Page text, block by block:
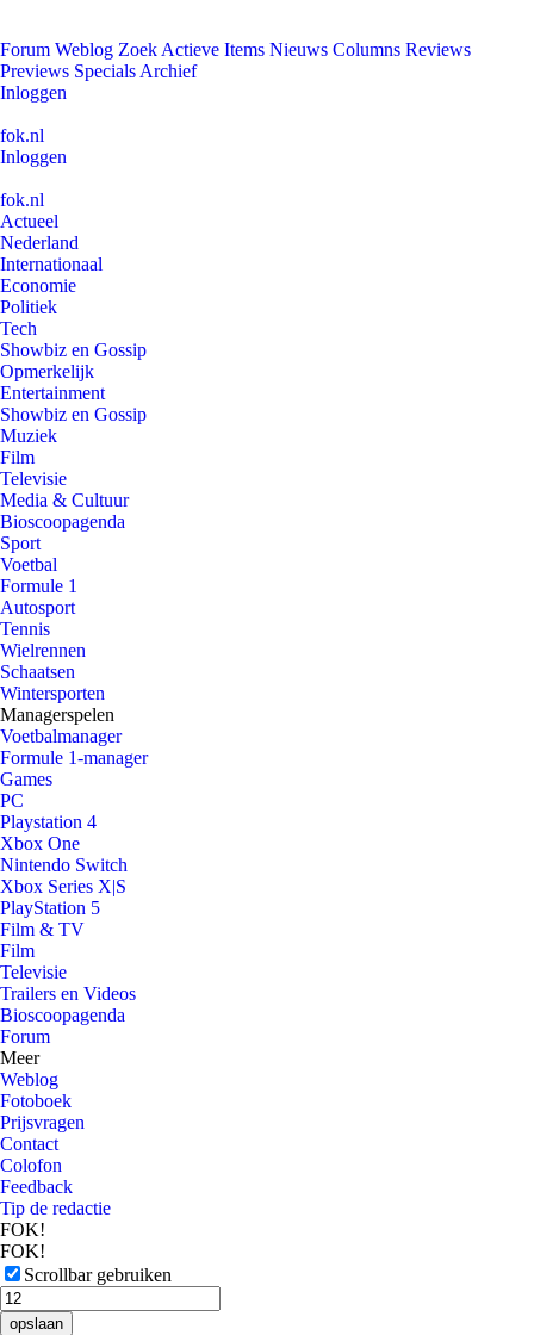
Forum Weblog Zoek Actieve Items Nieuws Columns Reviews
Previews Specials Archief
Inloggen
fok.nl
Inloggen
fok.nl
Actueel
Nederland
Internationaal
Economie
Politiek
Tech
Showbiz en Gossip
Opmerkelijk
Entertainment
Showbiz en Gossip
Muziek
Film
Televisie
Media & Cultuur
Bioscoopagenda
Sport
Voetbal
Formule 1
Autosport
Tennis
Wielrennen
Schaatsen
Wintersporten
Managerspelen
Voetbalmanager
Formule 1-manager
Games
PC
Playstation 4
Xbox One
Nintendo Switch
Xbox Series X|S
PlayStation 5
Film & TV
Film
Televisie
Trailers en Videos
Bioscoopagenda
Forum
Meer
Weblog
Fotoboek
Prijsvragen
Contact
Colofon
Feedback
Tip de redactie
FOK!
FOK!
Scrollbar gebruiken
opslaan